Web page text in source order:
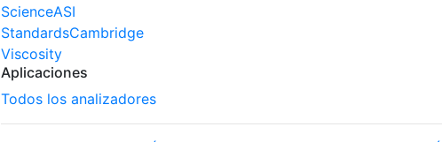
ScienceASI
StandardsCambridge
Viscosity
Aplicaciones
Todos los analizadores